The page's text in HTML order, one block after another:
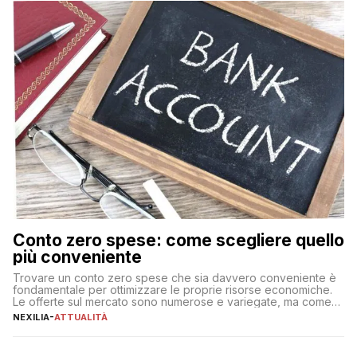
Conto zero spese: come scegliere quello
più conveniente
Trovare un conto zero spese che sia davvero conveniente è
fondamentale per ottimizzare le proprie risorse economiche.
Le offerte sul mercato sono numerose e variegate, ma come
individuare quella più adatta alle proprie esigenze senza
NEXILIA-ATTUALITÀ